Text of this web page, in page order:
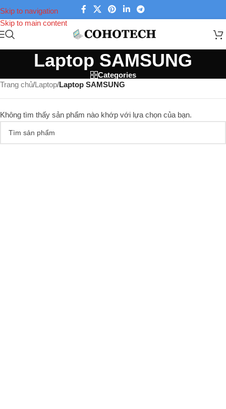
Skip to navigation
Skip to main content
Laptop SAMSUNG
Categories
Trang chủ/Laptop/Laptop SAMSUNG
Không tìm thấy sản phẩm nào khớp với lựa chọn của bạn.